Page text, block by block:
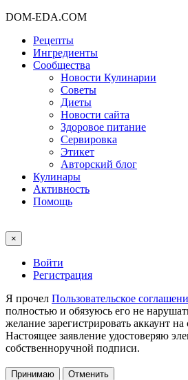
DOM-EDA.COM
Рецепты
Ингредиенты
Сообщества
Новости Кулинарии
Советы
Диеты
Новости сайта
Здоровое питание
Сервировка
Этикет
Авторский блог
Кулинары
Активность
Помощь
×
Войти
Регистрация
Я прочел Пользовательское
полностью и обязуюсь его не
желание зарегистрировать аккаунт
Настоящее заявление удостоверяю
собственноручной подписи.
Принимаю Отменить